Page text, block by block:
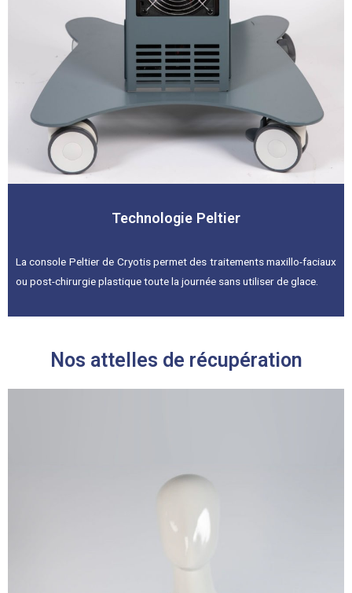
Technologie Peltier
La console Peltier de Cryotis permet des traitements maxillo-faciaux
ou post-chirurgie plastique toute la journée sans utiliser de glace.
Nos attelles de récupération